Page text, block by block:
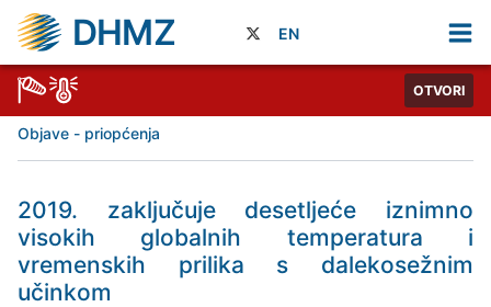
DHMZ EN
OTVORI
Objave - priopćenja
2019. zaključuje desetljeće iznimno
visokih globalnih temperatura i
vremenskih prilika s dalekosežnim
učinkom